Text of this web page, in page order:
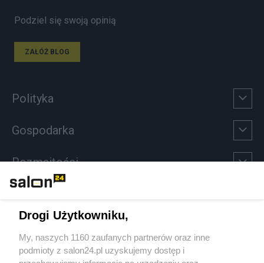
Podziel się swoją opinią
ZAŁÓŻ BLOG
Polityka
Gospodarka
Rozmaitości
Sport
Społeczeństwo
Drogi Użytkowniku,
My, naszych 1160 zaufanych partnerów oraz inne
podmioty z salon24.pl uzyskujemy dostęp i